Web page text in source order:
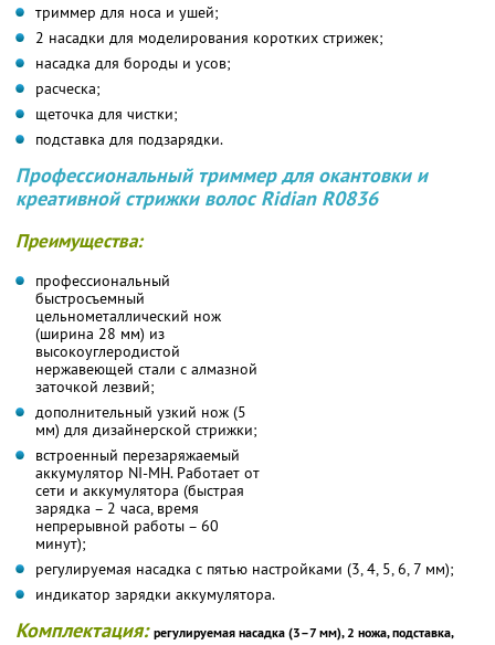
триммер для носа и ушей;
2 насадки для моделирования коротких стрижек;
насадка для бороды и усов;
расческа;
щеточка для чистки;
подставка для подзарядки.
Профессиональный триммер для окантовки и
креативной стрижки волос Ridian R0836
Преимущества:
профессиональный
быстросъемный
цельнометаллический нож
(ширина 28 мм) из
высокоуглеродистой
нержавеющей стали с алмазной
заточкой лезвий;
дополнительный узкий нож (5
мм) для дизайнерской стрижки;
встроенный перезаряжаемый
аккумулятор NI-MH. Работает от
сети и аккумулятора (быстрая
зарядка – 2 часа, время
непрерывной работы – 60
минут);
регулируемая насадка с пятью настройками (3, 4, 5, 6, 7 мм);
индикатор зарядки аккумулятора.
Комплектация:регулируемая насадка (3–7 мм), 2 ножа, подставка,